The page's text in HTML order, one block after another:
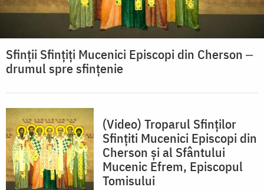
Sfinții Sfințiți Mucenici Episcopi din Cherson ‒
drumul spre sfințenie
(Video) Troparul Sfinților
Sfințiti Mucenici Episcopi din
Cherson și al Sfântului
Mucenic Efrem, Episcopul
Tomisului